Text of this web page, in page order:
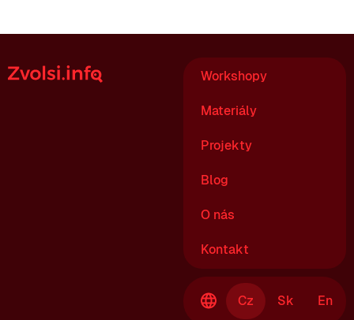
Workshopy
Materiály
Projekty
Blog
O nás
Kontakt
Cz Sk En